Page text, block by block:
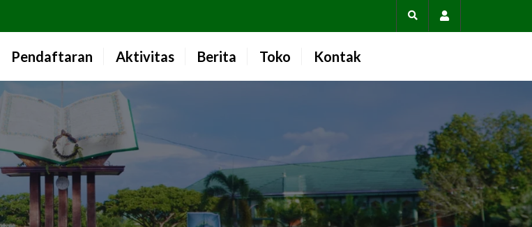
Pendaftaran Aktivitas Berita Toko Kontak